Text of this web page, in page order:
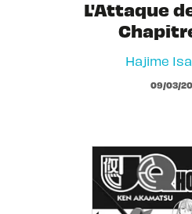
L'Attaque
Hajime
09/03/